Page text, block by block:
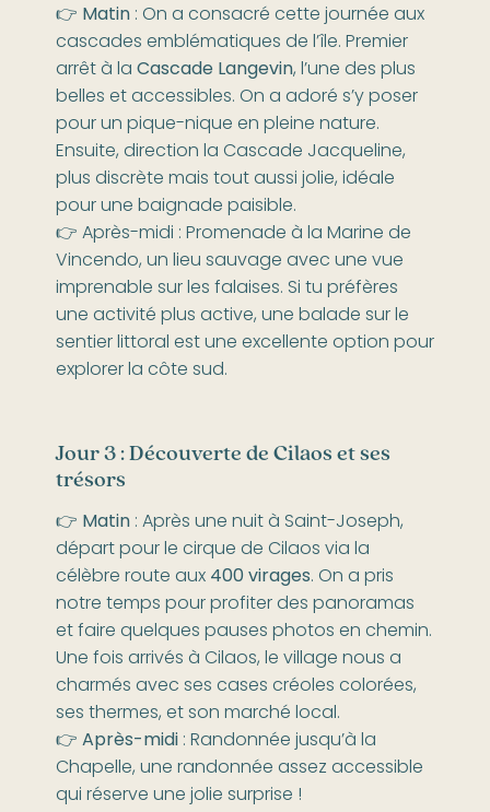
👉 Matin: On a consacré cette journée aux
cascades emblématiques de l’île. Premier
arrêt à laCascade Langevin, l’une des plus
belles et accessibles. On a adoré s’y poser
pour un pique-nique en pleine nature.
Ensuite, direction la Cascade Jacqueline,
plus discrète mais tout aussi jolie, idéale
pour une baignade paisible.
👉 Après-midi : Promenade à la Marine de
Vincendo, un lieu sauvage avec une vue
imprenable sur les falaises. Si tu préfères
une activité plus active, une balade sur le
sentier littoral est une excellente option pour
explorer la côte sud.
Jour 3 : Découverte de Cilaos et ses
trésors
👉 Matin: Après une nuit à Saint-Joseph,
départ pour le cirque de Cilaos via la
célèbre route aux400 virages. On a pris
notre temps pour profiter des panoramas
et faire quelques pauses photos en chemin.
Une fois arrivés à Cilaos, le village nous a
charmés avec ses cases créoles colorées,
ses thermes, et son marché local.
👉Après-midi: Randonnée jusqu’à la
Chapelle, une randonnée assez accessible
qui réserve une jolie surprise !